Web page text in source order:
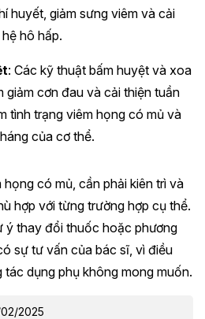
huyết, giảm sưng viêm và cải
hô hấp.
: Các kỹ thuật bấm huyệt và xoa
giảm cơn đau và cải thiện tuần
tình trạng viêm họng có mủ và
của cơ thể.
có mủ, cần phải kiên trì và
hợp với từng trường hợp cụ thể.
ý thay đổi thuốc hoặc phương
sự tư vấn của bác sĩ, vì điều
dụng phụ không mong muốn.
2025